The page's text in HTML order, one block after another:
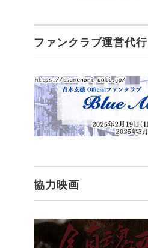
ファンクラブ運営代行
協力映画